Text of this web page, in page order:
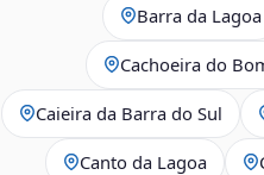
Barra da Lagoa
Cachoeira do
Caieira da Barra do Sul
Canto da Lagoa